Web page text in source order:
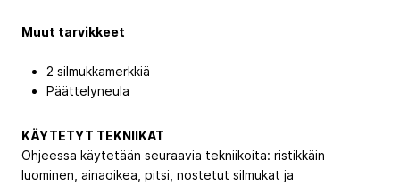
Muut tarvikkeet
2 silmukkamerkkiä
Päättelyneula
KÄYTETYT TEKNIIKAT
Ohjeessa käytetään seuraavia tekniikoita: ristikkäin
luominen, ainaoikea, pitsi, nostetut silmukat ja